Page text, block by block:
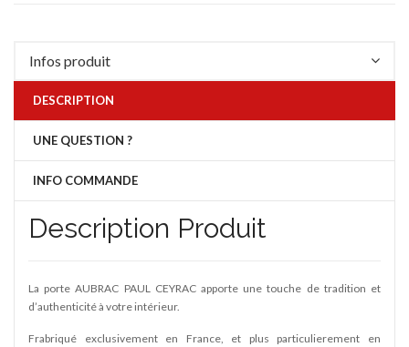
Infos produit
DESCRIPTION
UNE QUESTION ?
INFO COMMANDE
Description Produit
La porte AUBRAC PAUL CEYRAC apporte une touche de tradition et
d’authenticité à votre intérieur.
Frabriqué exclusivement en France, et plus particulierement en